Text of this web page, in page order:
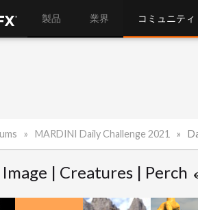
製品 業界 コミュニティ
MARDINI Daily Challenge 2021
| Creatures | Perch